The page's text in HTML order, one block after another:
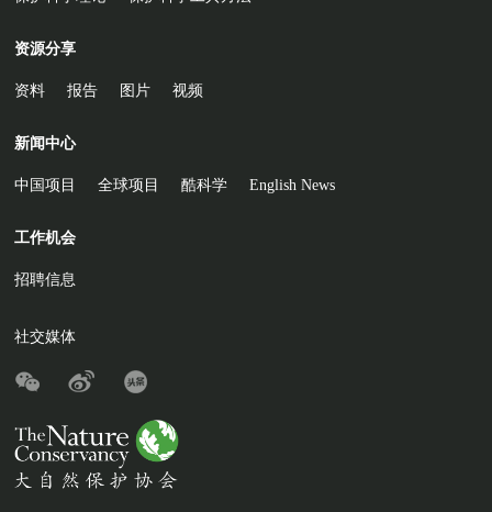
资源分享
资料 报告 图片 视频
新闻中心
中国项目 全球项目 酷科学 English News
工作机会
招聘信息
社交媒体